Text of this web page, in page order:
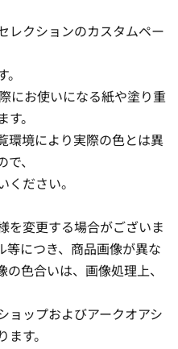
クションのカスタムペー
にお使いになる紙や塗り重
。
境により実際の色とは異
、
ださい。
変更する場合がございま
等につき、商品画像が異な
色合いは、画像処理上、
ップおよびアークオアシ
す。